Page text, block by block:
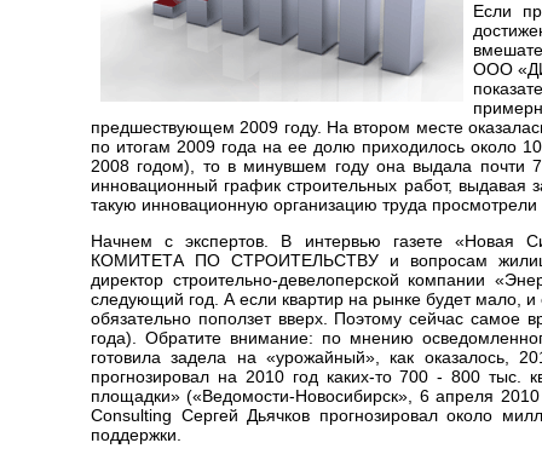
Если
ООО
предшествующем 2009 году. На втором месте
по итогам 2009 года на ее долю приходилось около
2008 годом), то в минувшем году она выдала почти
инновационный график строительных работ, выдавая
такую инновационную организацию труда
Начнем с экспертов. В интервью газете «Новая
КОМИТЕТА ПО СТРОИТЕЛЬСТВУ и вопросам
директор строительно-девелоперской компании
следующий год. А если квартир на рынке будет мало,
обязательно поползет вверх. Поэтому сейчас
года). Обратите внимание: по мнению
готовила задела на «урожайный», как оказалось,
прогнозировал на 2010 год каких-то 700 - 800 тыс.
площадки» («Ведомости-Новосибирск», 6 апреля
Consulting Сергей Дьячков прогнозировал около
поддержки.